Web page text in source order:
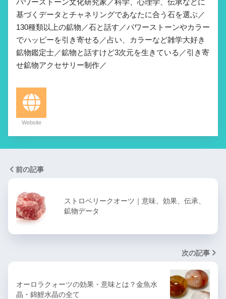
パワーストーン文化研究家／科学、心理学、伝承などに
基づくデータとチャネリングであなたに合う石を選ぶ／
130種類以上の鉱物／石と話す／パワーストーンやカラー
でハッピーを引き寄せる／占い、カラーなど雑学大好き
鉱物鑑定士／鉱物と話すけど3次元を生きている／引き寄
せ鉱物アクセサリー制作／
Website
前の記事
ストロベリークオーツ｜意味、効果、伝承、
鉱物データ
次の記事
オーロラクォーツの効果・意味とは？金魚水
晶・錦鯉水晶の全て